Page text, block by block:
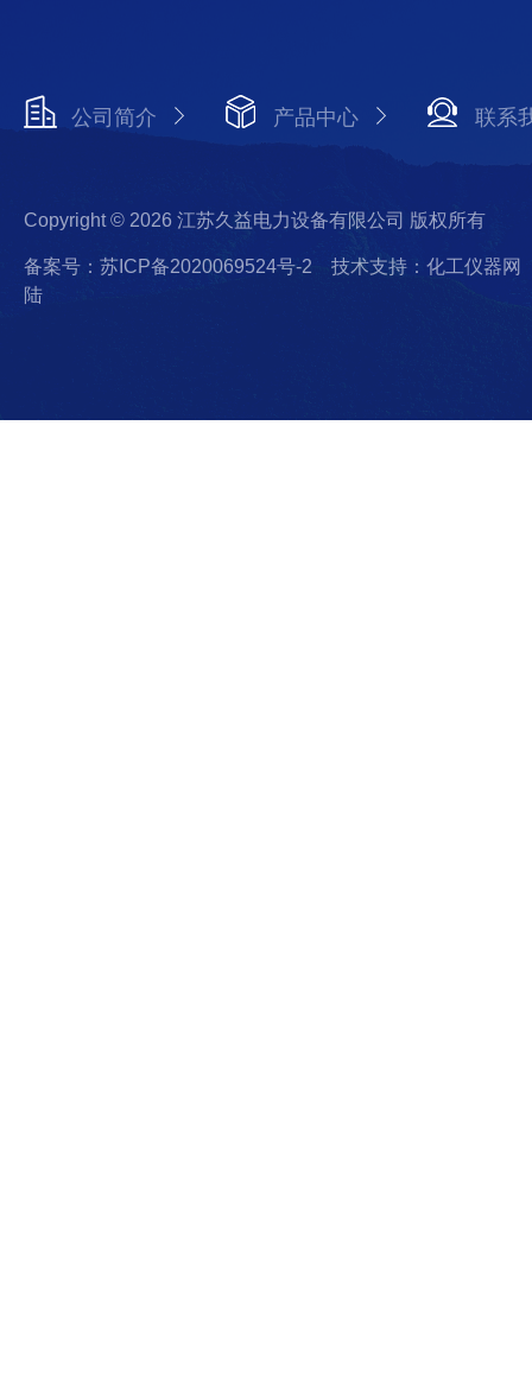
公司简介 产品中心 联系
Copyright © 2026 江苏久益电力设备有限公司 版权所有
备案号：苏ICP备2020069524号-2
技术支持：化工仪器网
陆